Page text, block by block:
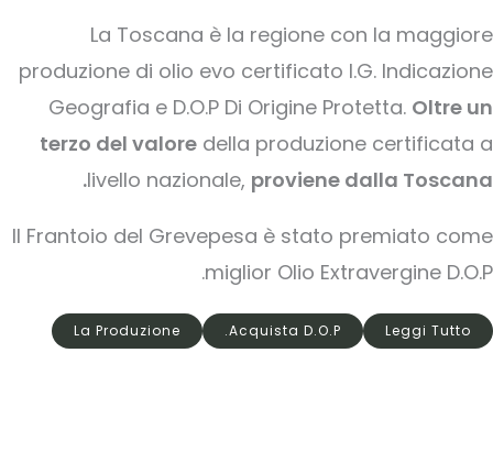
La Toscana è la regione con la maggiore
produzione di olio evo certificato I.G. Indicazione
Geografia e D.O.P Di Origine Protetta. Oltre un
terzo del valore della produzione certificata a
livello nazionale, proviene dalla Toscana.
Il Frantoio del Grevepesa è stato premiato come
miglior Olio Extravergine D.O.P.
Leggi Tutto
Acquista D.O.P.
La Produzione